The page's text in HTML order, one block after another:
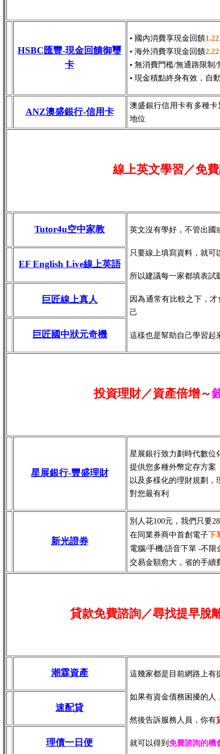
HSBC匯豐-現金回饋御璽
卡
• 國內消費享現金回饋
• 海外消費享現金回饋
• 無消費門檻/無通路限制/
• 現金積點終身有效，自
ANZ澳盛銀行-信用卡
澳盛銀行信用卡有多種
地位
線上英文學習／免
Tutor4u空中家教 英文沒有學好，不管出國
只要線上填寫資料，就可
所以建議每一家都填表試
因為通常有比較之下，
己
這樣也是幫助自己學習起
EF English Live線上英語
巨匠線上真人
巨匠國中狀元奇機
投資理財／資產倍增～
星展銀行-豐盛理財
星展銀行致力劃時代數位
提供您多種外幣定存方案
以及多樣化的理財規劃，
對您最有利
新光證券
別人花100元，我們只要
在同業券商中首創電子下
電腦/手機/語音下單 -不限
交易金額愈大，省的手續
貸款免費諮詢／尋找提早脫
潮霖資產 這幾家都是目前網路上有
如果有資金債務困擾的人
然後告訴服務人員，你有
就可以得到 免費諮詢的機
速配貸
理債一日便